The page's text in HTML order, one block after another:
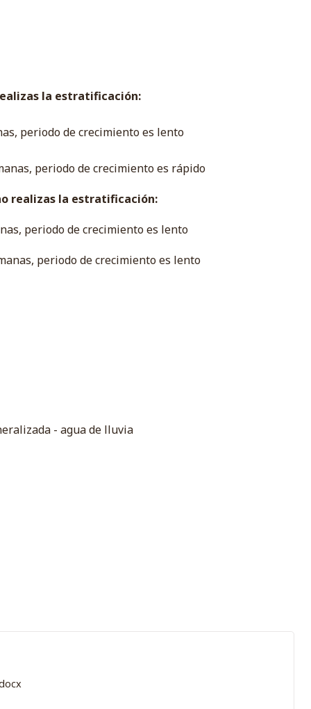
la estratificación:
periodo de crecimiento es lento
periodo de crecimiento es rápido
realizas la estratificación:
periodo de crecimiento es lento
periodo de crecimiento es lento
- agua de lluvia